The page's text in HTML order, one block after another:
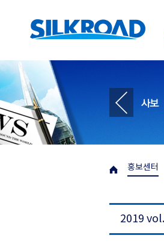
홍보센터
2019